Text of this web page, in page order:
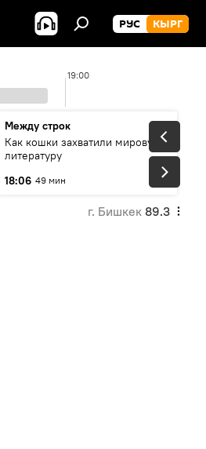
РУС КЫРГ
19:00
Между строк
Как кошки захватили мировую
литературу
18:06 49 мин
г. Бишкек 89.3